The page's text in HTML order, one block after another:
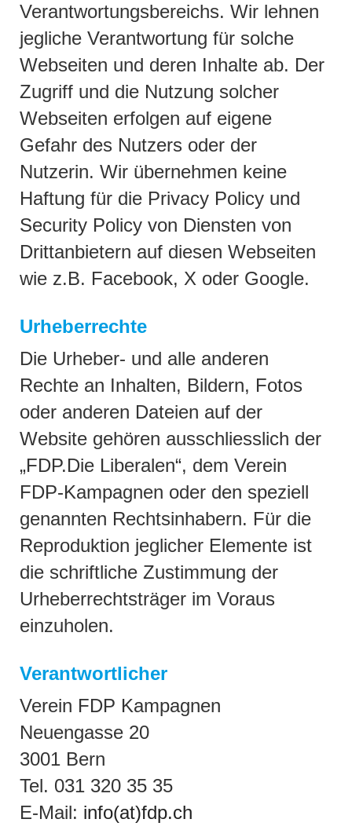
Verantwortungsbereichs. Wir lehnen
jegliche Verantwortung für solche
Webseiten und deren Inhalte ab. Der
Zugriff und die Nutzung solcher
Webseiten erfolgen auf eigene
Gefahr des Nutzers oder der
Nutzerin. Wir übernehmen keine
Haftung für die Privacy Policy und
Security Policy von Diensten von
Drittanbietern auf diesen Webseiten
wie z.B. Facebook, X oder Google.
Urheberrechte
Die Urheber- und alle anderen
Rechte an Inhalten, Bildern, Fotos
oder anderen Dateien auf der
Website gehören ausschliesslich der
„FDP.Die Liberalen“, dem Verein
FDP-Kampagnen oder den speziell
genannten Rechtsinhabern. Für die
Reproduktion jeglicher Elemente ist
die schriftliche Zustimmung der
Urheberrechtsträger im Voraus
einzuholen.
Verantwortlicher
Verein FDP Kampagnen
Neuengasse 20
3001 Bern
Tel. 031 320 35 35
E-Mail: info(at)fdp.ch